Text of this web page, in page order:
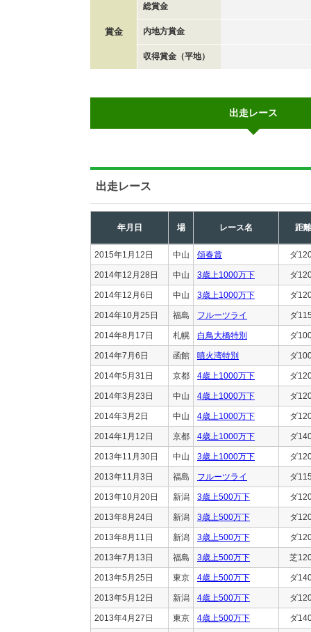
賞金
総賞金
内地方賞金
収得賞金（平地）
出走レース
出走レース
年月日 場 レース名 距離
2015年1月12日 中山 頌春賞 ダ
2014年12月28日 中山 3歳上1000万下 ダ
2014年12月6日 中山 3歳上1000万下 ダ
2014年10月25日 福島 フルーツライ ダ
2014年8月17日 札幌 白鳥大橋特別 ダ
2014年7月6日 函館 噴火湾特別 ダ
2014年5月31日 京都 4歳上1000万下 ダ
2014年3月23日 中山 4歳上1000万下 ダ
2014年3月2日 中山 4歳上1000万下 ダ
2014年1月12日 京都 4歳上1000万下 ダ
2013年11月30日 中山 3歳上1000万下 ダ
2013年11月3日 福島 フルーツライ ダ
2013年10月20日 新潟 3歳上500万下 ダ
2013年8月24日 新潟 3歳上500万下 ダ
2013年8月11日 新潟 3歳上500万下 ダ
2013年7月13日 福島 3歳上500万下 芝
2013年5月25日 東京 4歳上500万下 ダ
2013年5月12日 新潟 4歳上500万下 ダ
2013年4月27日 東京 4歳上500万下 ダ